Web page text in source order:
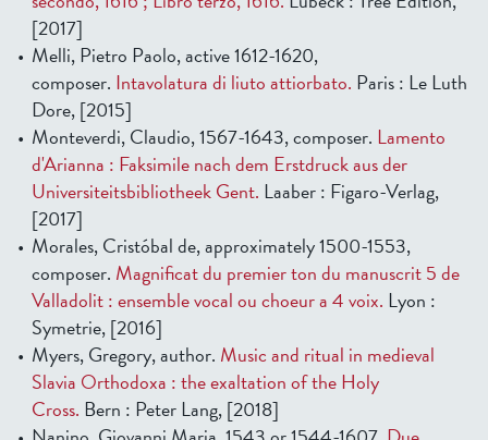
[2017]
Melli, Pietro Paolo, active 1612-1620,
composer. Intavolatura di liuto attiorbato. Paris : Le Luth
Dore, [2015]
Monteverdi, Claudio, 1567-1643, composer. Lamento
d'Arianna : Faksimile nach dem Erstdruck aus der
Universiteitsbibliotheek Gent. Laaber : Figaro-Verlag,
[2017]
Morales, Cristóbal de, approximately 1500-1553,
composer. Magnificat du premier ton du manuscrit 5 de
Valladolit : ensemble vocal ou choeur a 4 voix. Lyon :
Symetrie, [2016]
Myers, Gregory, author. Music and ritual in medieval
Slavia Orthodoxa : the exaltation of the Holy
Cross. Bern : Peter Lang, [2018]